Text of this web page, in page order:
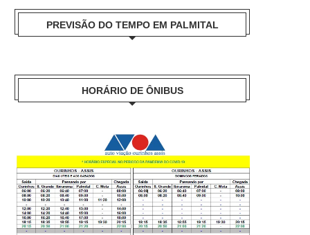
PREVISÃO DO TEMPO EM PALMITAL
HORÁRIO DE ÔNIBUS